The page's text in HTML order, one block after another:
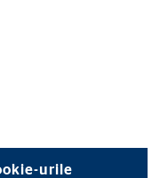
urile